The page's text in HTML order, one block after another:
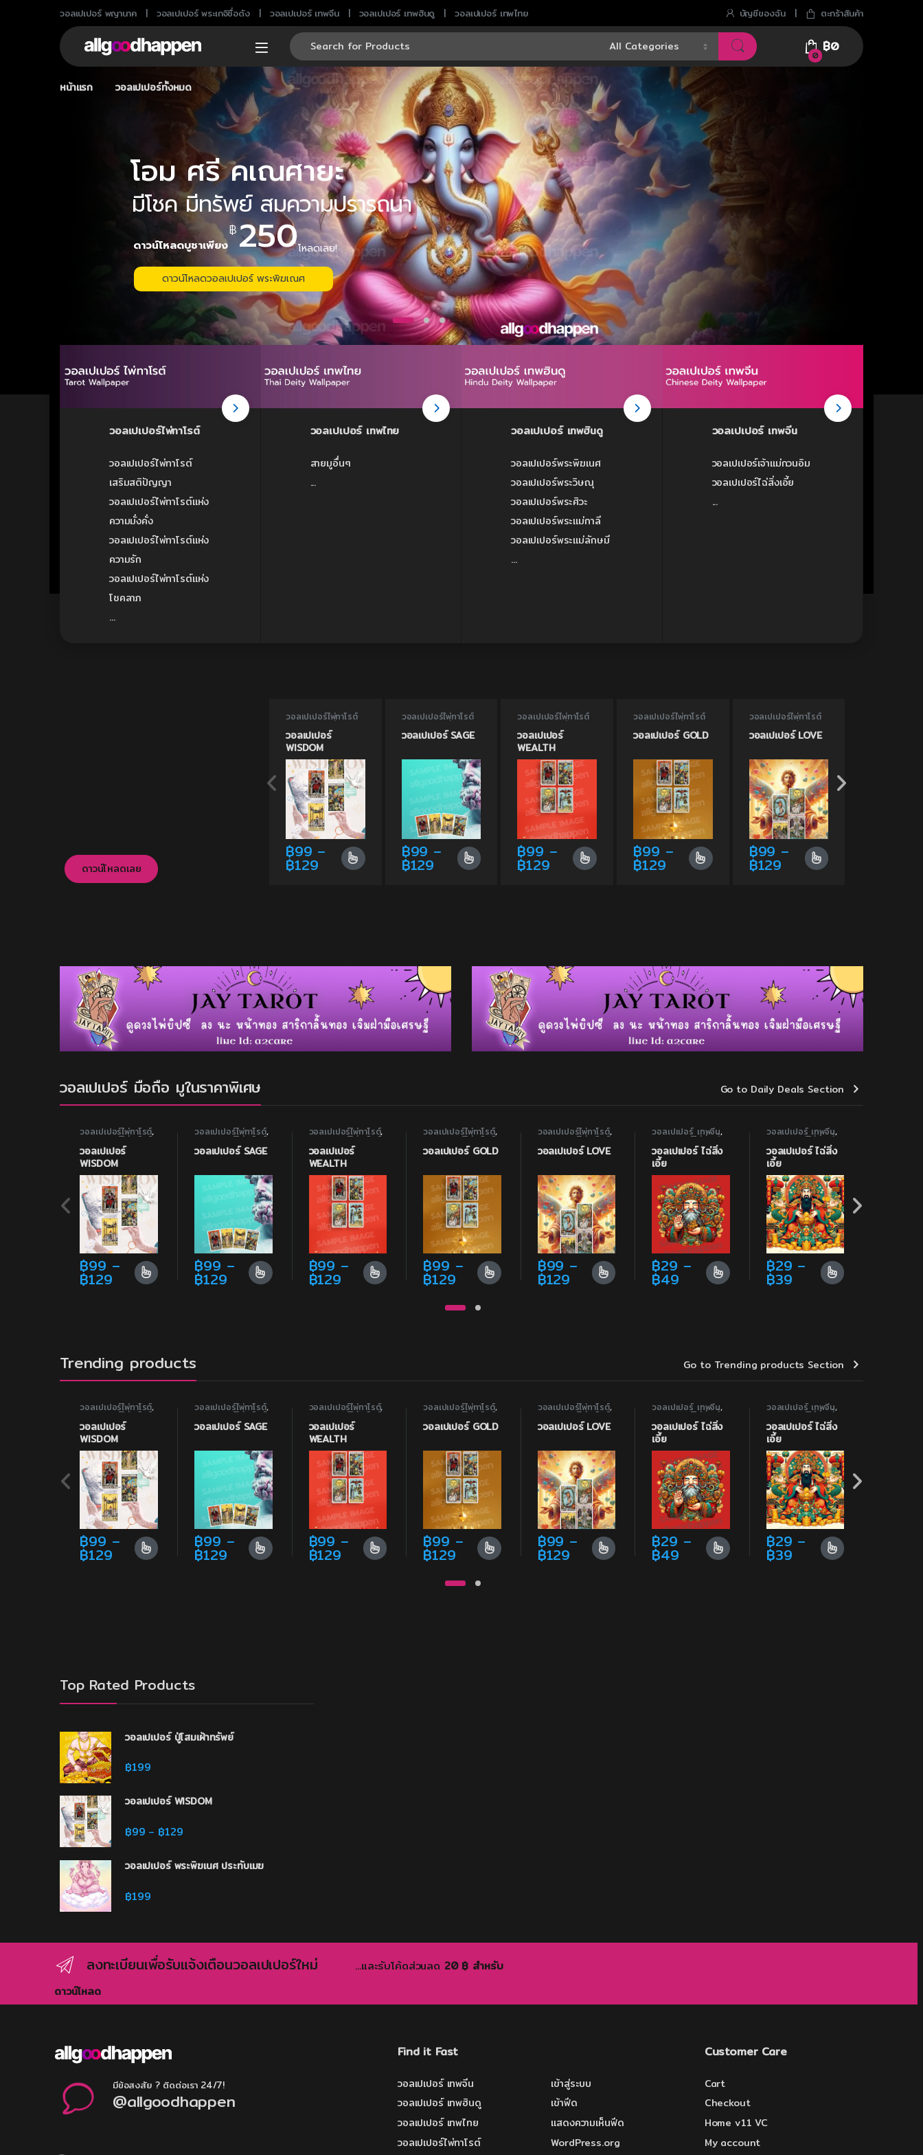
วอลเปเปอร์ พญานาค วอลเปเปอร์ พระเกจิชื่อดัง วอลเปเปอร์ เทพจีน วอลเปเปอร์ เทพฮินดู วอลเปเปอร์ เทพไทย บัญชีของฉัน ตะกร้าสินค้า
Search for:
0
฿0
หน้าแรก วอลเปเปอร์ทั้งหมด
มโชค มทรพย สมความปรารถนา
ดาวนโหลดบชาเพยง
โอม ศร คเณศายะ
฿250โหลดเลย!
ดาวน์โหลดวอลเปเปอร์ พระพิฆเณศ
วอลเปเปอร์ไพ่ทาโรต์
วอลเปเปอร์ไพ่ทาโรต์
เสริมสติปัญญา
วอลเปเปอร์ไพ่ทาโรต์แห่ง
ความมั่งคั่ง
วอลเปเปอร์ไพ่ทาโรต์แห่ง
ความรัก
วอลเปเปอร์ไพ่ทาโรต์แห่ง
โชคลาภ
...
วอลเปเปอร์ เทพไทย
สายมูอื่นๆ
...
วอลเปเปอร์ เทพฮินดู
วอลเปเปอร์พระพิฆเนศ
วอลเปเปอร์พระวิษณุ
วอลเปเปอร์พระศิวะ
วอลเปเปอร์พระแม่กาลี
วอลเปเปอร์พระแม่ลักษมี
...
วอลเปเปอร์ เทพจีน
วอลเปเปอร์เจ้าแม่กวนอิม
วอลเปเปอร์ไฉ่สิ่งเอี้ย
...
ดาวน์โหลดเลย
วอลเปเปอร์ไพ่ทาโรต์,
วอลเปเปอร์ไพ่ทาโรต์
เสริมสติปัญญา
วอลเปเปอร์
WISDOM
฿99 –
฿129Price range: ฿99 through ฿129
This product has multiple variants. The options may be chosen on the product page
วอลเปเปอร์ไพ่ทาโรต์,
วอลเปเปอร์ไพ่ทาโรต์
เสริมสติปัญญา
วอลเปเปอร์ SAGE
฿99 –
฿129 Price range: ฿99 through ฿129
This product has multiple variants. The options may be chosen on the product page
วอลเปเปอร์ไพ่ทาโรต์
วอลเปเปอร์ไพ่ทาโรต์
แห่งความมั่งคั่ง
วอลเปเปอร์
WEALTH
฿99 –
฿129Price range: ฿99 through ฿129
This product has multiple variants. The options may be chosen on the product
วอลเปเปอร์ไพ่ทาโรต์,
วอลเปเปอร์ไพ่ทาโรต์
แห่งความมั่งคั่ง
วอลเปเปอร์ GOLD
฿99 –
฿129Price range: ฿99 through ฿129
This product has multiple variants. The options may be
วอลเปเปอร์ไพ่ทาโรต์,
วอลเปเปอร์ไพ่ทาโรต์
แห่งความรัก
วอลเปเปอร์ LOVE
฿99 –
฿129 Price range: ฿99
This product has multiple
วอลเปเปอร์ มือถือ มูในราคาพิเศษ Go to Daily Deals Section
วอลเปเปอร์ไพ่ทาโรต์,
วอลเปเปอร์ไพ่ทาโรต์
เสริมสติปัญญา
วอลเปเปอร์
WISDOM
฿99 –
฿129Price range: ฿99 through ฿129
This product has multiple variants. The options may be chosen on the product page
วอลเปเปอร์ไพ่ทาโรต์,
วอลเปเปอร์ไพ่ทาโรต์
เสริมสติปัญญา
วอลเปเปอร์ SAGE
฿99 –
฿129Price range: ฿99 through ฿129
This product has multiple variants. The options may be chosen on the product page
วอลเปเปอร์ไพ่ทาโรต์,
วอลเปเปอร์ไพ่ทาโรต์
แห่งความมั่งคั่ง
วอลเปเปอร์
WEALTH
฿99 –
฿129 Price range: ฿99 through ฿129
This product has multiple variants. The options may be chosen on the product page
วอลเปเปอร์ไพ่ทาโรต์,
วอลเปเปอร์ไพ่ทาโรต์
แห่งความมั่งคั่ง
วอลเปเปอร์ GOLD
฿99 –
฿129Price range: ฿99 through ฿129
This product has multiple variants. The options may be chosen on the product page
วอลเปเปอร์ไพ่ทาโรต์,
วอลเปเปอร์ไพ่ทาโรต์
แห่งความรัก
วอลเปเปอร์ LOVE
฿99 –
฿129 Price range: ฿99 through ฿129
This product has multiple variants. The options may be chosen on the
วอลเปเปอร์ เทพจีน,
วอลเปเปอร์ไฉ่สิ่งเอี้ย
วอลเปเปอร์ ไฉ่สิ่ง
เอี้ย
฿29 –
฿49Price range: ฿29 through ฿49
This product has multiple variants. The options may
วอลเปเปอร์ เทพจีน,
วอลเปเปอร์ไฉ่สิ่งเอี้ย
วอลเปเปอร์ ไฉ่สิ่ง
เอี้ย
฿29 –
฿39Price range: ฿29
This product has multiple
Trending products Go to Trending products Section
วอลเปเปอร์ไพ่ทาโรต์,
วอลเปเปอร์ไพ่ทาโรต์
เสริมสติปัญญา
วอลเปเปอร์
WISDOM
฿99 –
฿129Price range: ฿99 through ฿129
This product has multiple variants. The options may be chosen on the product page
วอลเปเปอร์ไพ่ทาโรต์,
วอลเปเปอร์ไพ่ทาโรต์
เสริมสติปัญญา
วอลเปเปอร์ SAGE
฿99 –
฿129Price range: ฿99 through ฿129
This product has multiple variants. The options may be chosen on the product page
วอลเปเปอร์ไพ่ทาโรต์,
วอลเปเปอร์ไพ่ทาโรต์
แห่งความมั่งคั่ง
วอลเปเปอร์
WEALTH
฿99 –
฿129 Price range: ฿99 through ฿129
This product has multiple variants. The options may be chosen on the product page
วอลเปเปอร์ไพ่ทาโรต์,
วอลเปเปอร์ไพ่ทาโรต์
แห่งความมั่งคั่ง
วอลเปเปอร์ GOLD
฿99 –
฿129Price range: ฿99 through ฿129
This product has multiple variants. The options may be chosen on the product page
วอลเปเปอร์ไพ่ทาโรต์,
วอลเปเปอร์ไพ่ทาโรต์
แห่งความรัก
วอลเปเปอร์ LOVE
฿99 –
฿129 Price range: ฿99 through ฿129
This product has multiple variants. The options may be chosen on the
วอลเปเปอร์ เทพจีน,
วอลเปเปอร์ไฉ่สิ่งเอี้ย
วอลเปเปอร์ ไฉ่สิ่ง
เอี้ย
฿29 –
฿49Price range: ฿29 through ฿49
This product has multiple variants. The options may
วอลเปเปอร์ เทพจีน,
วอลเปเปอร์ไฉ่สิ่งเอี้ย
วอลเปเปอร์ ไฉ่สิ่ง
เอี้ย
฿29 –
฿39Price range: ฿29
This product has multiple
Top Rated Products
วอลเปเปอร์ ปู่โสมเฝ้าทรัพย์
฿199
วอลเปเปอร์ WISDOM
฿99 – ฿129Price range: ฿99 through ฿129
วอลเปเปอร์ พระพิฆเนศ ประทับเมฆ
฿199
ลงทะเบียนเพื่อรับแจ้งเตือนวอลเปเปอร์ใหม่ ...และรับโค้ดส่วนลด 20 ฿ สำหรับ
ดาวน์โหลด
มีข้อสงสัย ? ติดต่อเรา 24/7!
@allgoodhappen
Find it Fast
วอลเปเปอร์ เทพจีน
วอลเปเปอร์ เทพฮินดู
วอลเปเปอร์ เทพไทย
วอลเปเปอร์ไพ่ทาโรต์
เข้าสู่ระบบ
เข้าฟีด
แสดงความเห็นฟีด
WordPress.org
Customer Care
Cart
Checkout
Home v11 VC
My account